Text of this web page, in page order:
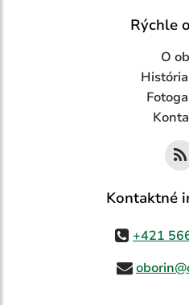
Rýchle
O
Kontaktné
+421